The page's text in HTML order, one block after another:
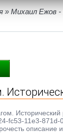
» Михаил Ежов
fc53-11e3-
описание